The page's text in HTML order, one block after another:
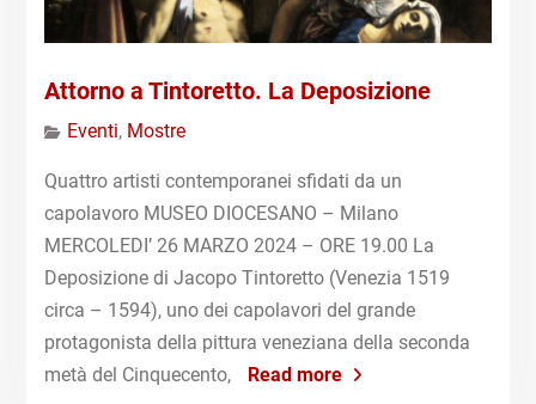
Attorno a Tintoretto. La Deposizione
Eventi, Mostre
Quattro artisti contemporanei sfidati da un
capolavoro MUSEO DIOCESANO – Milano
MERCOLEDI’ 26 MARZO 2024 – ORE 19.00 La
Deposizione di Jacopo Tintoretto (Venezia 1519
circa – 1594), uno dei capolavori del grande
protagonista della pittura veneziana della seconda
metà del Cinquecento,
Read more